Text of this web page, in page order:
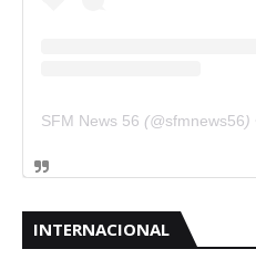
SFM News 56 (@sfmnews56)
INTERNACIONAL